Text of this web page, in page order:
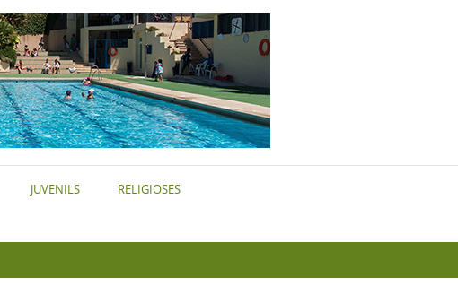
JUVENILS
RELIGIOSES